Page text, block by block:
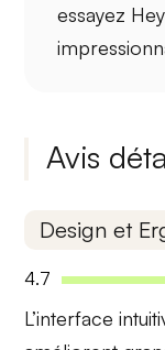
essayez
Avis
Design et
4.7
L’interface